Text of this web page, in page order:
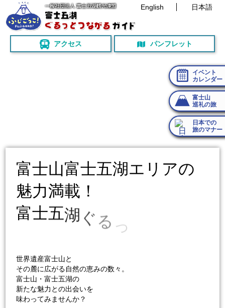
English 日本語
アクセス パンフレット
イベント
カレンダー
富士山
巡礼の旅
日本での
旅のマナー
富士山富士五湖エ リ アの
魅力満載 ！
富士五湖 ぐ る
世界遺産富士山と
その麓に広がる自然の恵みの数々。
富士山・富士五湖の
新たな魅力との出会いを
味わってみませんか？